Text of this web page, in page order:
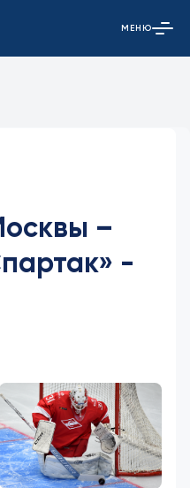
Открыть
МЕНЮ
–
-